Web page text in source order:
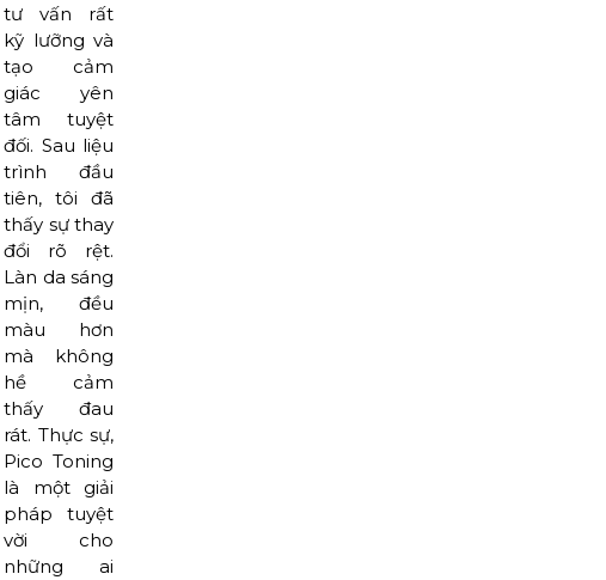
tư vấn rất
kỹ lưỡng và
tạo cảm
giác yên
tâm tuyệt
đối. Sau liệu
trình đầu
tiên, tôi đã
thấy sự thay
đổi rõ rệt.
Làn da sáng
mịn, đều
màu hơn
mà không
hề cảm
thấy đau
rát. Thực sự,
Pico Toning
là một giải
pháp tuyệt
vời cho
những ai